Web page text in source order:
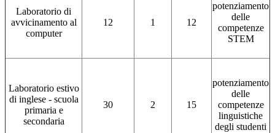
Laboratorio di
avvicinamento al
computer
12 1 12
potenziamento
delle
competenze
STEM
Laboratorio estivo
di inglese - scuola
primaria e
secondaria
30 2 15
potenziamento
delle
competenze
linguistiche
degli studenti